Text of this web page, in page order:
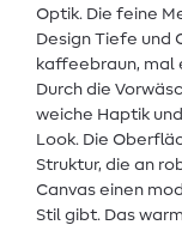
Optik. Die feine
Design Tiefe und
kaffeebraun, mal
Durch die
weiche Haptik
Look. Die
Struktur, die an
Canvas einen
Stil gibt. Das